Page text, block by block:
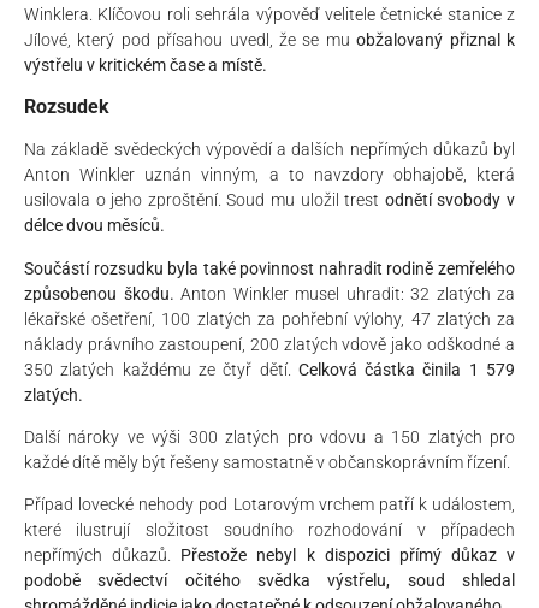
Winklera. Klíčovou roli sehrála výpověď velitele četnické stanice z
Jílové, který pod přísahou uvedl, že se muobžalovaný přiznal k
výstřelu v kritickém čase a místě.
Rozsudek
Na základě svědeckých výpovědí a dalších nepřímých důkazů byl
Anton Winkler uznán vinným, a to navzdory obhajobě, která
usilovala o jeho zproštění. Soud mu uložil trest odnětí svobody v
délce dvou měsíců.
Součástí rozsudku byla také povinnost nahradit rodině zemřelého
způsobenou škodu. Anton Winkler musel uhradit: 32 zlatých za
lékařské ošetření, 100 zlatých za pohřební výlohy, 47 zlatých za
náklady právního zastoupení, 200 zlatých vdově jako odškodné a
350 zlatých každému ze čtyř dětí. Celková částka činila 1 579
zlatých.
Další nároky ve výši 300 zlatých pro vdovu a 150 zlatých pro
každé dítě měly být řešeny samostatně v občanskoprávním řízení.
Případ lovecké nehody pod Lotarovým vrchem patří k událostem,
které ilustrují složitost soudního rozhodování v případech
nepřímých důkazů. Přestože nebyl k dispozici přímý důkaz v
podobě svědectví očitého svědka výstřelu, soud shledal